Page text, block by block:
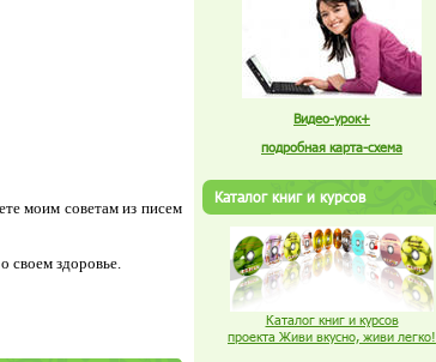
моим советам из писем
своем здоровье.
Видео-урок+
подробная карта-схема
Каталог книг и курсов
Каталог книг и курсов
проекта Живи вкусно, живи легко!